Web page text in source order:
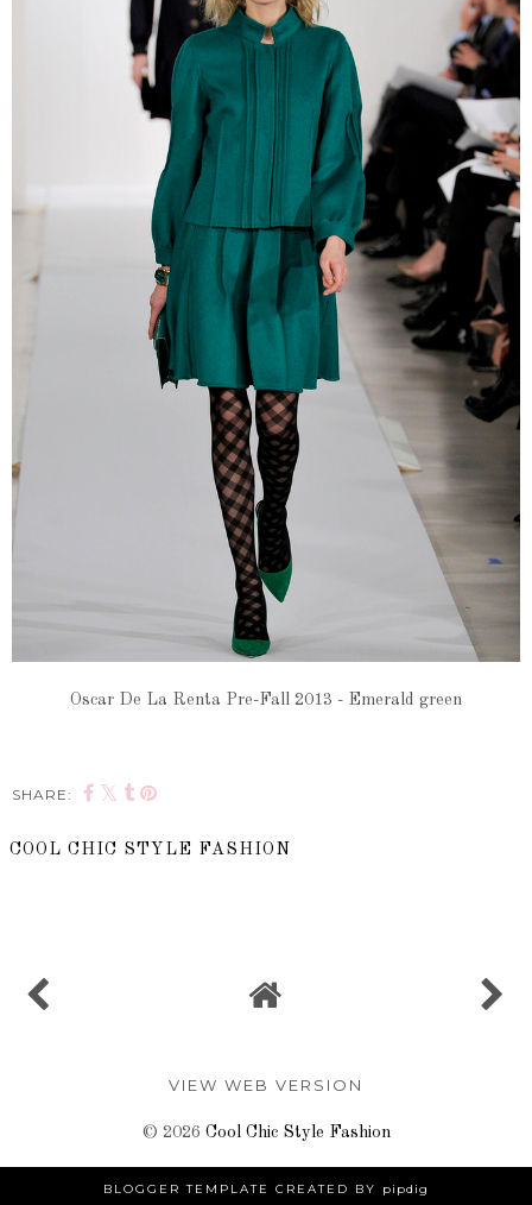
Oscar De La Renta Pre-Fall 2013 - Emerald green
SHARE:
COOL CHIC STYLE FASHION
VIEW WEB VERSION
© 2026 Cool Chic Style Fashion
BLOGGER TEMPLATE CREATED BY pipdig